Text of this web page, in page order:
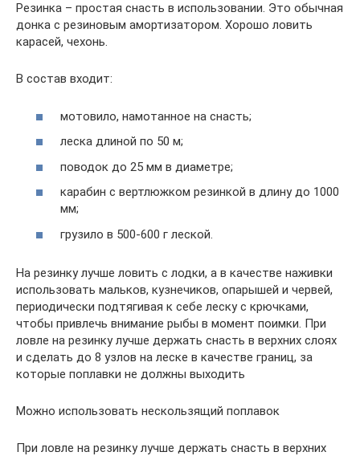
Резинка – простая снасть в использовании. Это обычная
донка с резиновым амортизатором. Хорошо ловить
карасей, чехонь.
В состав входит:
мотовило, намотанное на снасть;
леска длиной по 50 м;
поводок до 25 мм в диаметре;
карабин с вертлюжком резинкой в длину до 1000
мм;
грузило в 500-600 г леской.
На резинку лучше ловить с лодки, а в качестве наживки
использовать мальков, кузнечиков, опарышей и червей,
периодически подтягивая к себе леску с крючками,
чтобы привлечь внимание рыбы в момент поимки. При
ловле на резинку лучше держать снасть в верхних слоях
и сделать до 8 узлов на леске в качестве границ, за
которые поплавки не должны выходить
Можно использовать нескользящий поплавок
При ловле на резинку лучше держать снасть в верхних